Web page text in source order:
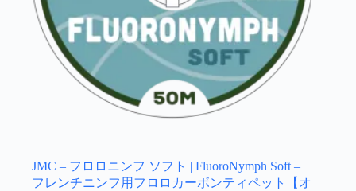
JMC – フロロニンフ ソフト | FluoroNymph Soft –
フレンチニンフ用フロロカーボンティペット【オ